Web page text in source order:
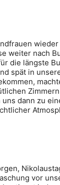
weiter nach
die längste
spät in
dann zu
vor